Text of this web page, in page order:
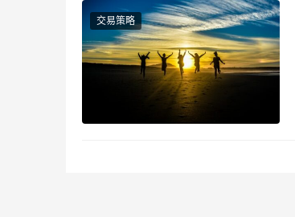
交易策略